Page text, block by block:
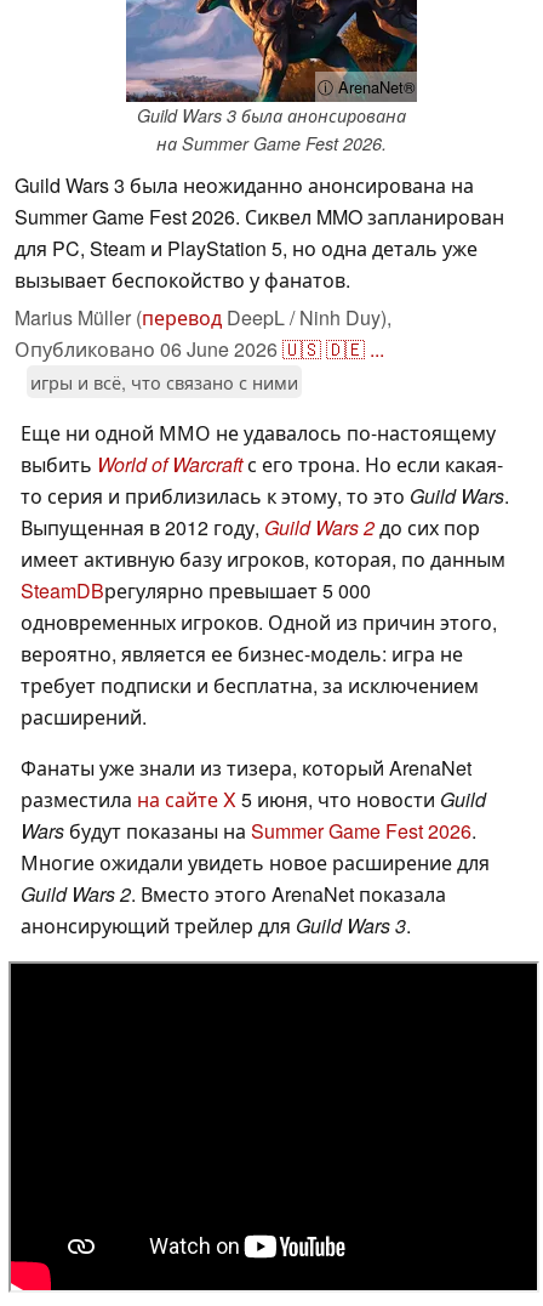
ⓘ ArenaNet®
Guild Wars 3 была анонсирована
на Summer Game Fest 2026.
Guild Wars 3 была неожиданно анонсирована на
Summer Game Fest 2026. Сиквел MMO запланирован
для PC, Steam и PlayStation 5, но одна деталь уже
вызывает беспокойство у фанатов.
Marius Müller (перевод DeepL / Ninh Duy),
Опубликовано 06 June 2026🇺🇸🇩🇪 ...
игры и всё, что связано с ними
Еще ни одной ММО не удавалось по-настоящему
выбить World of Warcraftс его трона. Но если какая-
то серия и приблизилась к этому, то это Guild Wars.
Выпущенная в 2012 году, Guild Wars 2до сих пор
имеет активную базу игроков, которая, по данным
SteamDBрегулярно превышает 5 000
одновременных игроков. Одной из причин этого,
вероятно, является ее бизнес-модель: игра не
требует подписки и бесплатна, за исключением
расширений.
Фанаты уже знали из тизера, который ArenaNet
разместила на сайте X5 июня, что новости Guild
Wars будут показаны на Summer Game Fest 2026.
Многие ожидали увидеть новое расширение для
Guild Wars 2. Вместо этого ArenaNet показала
анонсирующий трейлер для Guild Wars 3.